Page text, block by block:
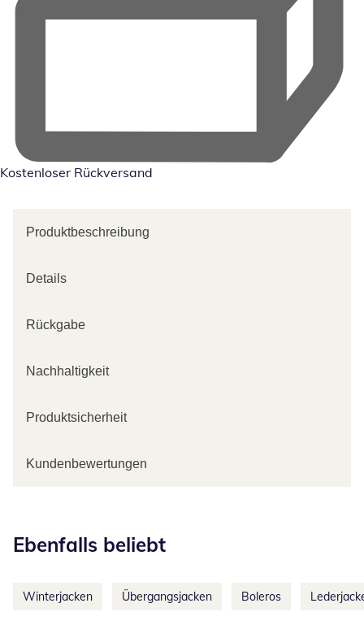
Kostenloser Rückversand
Produktbeschreibung
Details
Rückgabe
Nachhaltigkeit
Produktsicherheit
Kundenbewertungen
Ebenfalls beliebt
Winterjacken Übergangsjacken Boleros